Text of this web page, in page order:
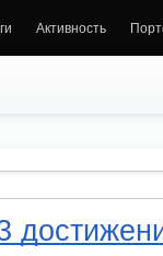
Активность